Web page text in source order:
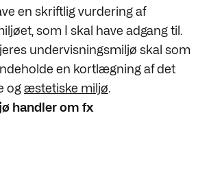
en skriftlig vurdering af
som I skal have adgang til.
undervisningsmiljø skal som
en kortlægning af det
ogæstetiske miljø.
handler om fx